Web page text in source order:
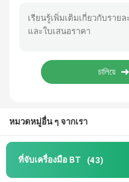
ศูนย์หมุนเวียน
น็อตยึด
หมวดหมู่อื่น ๆ จากเรา
ที่จับเครื่องมือ BT (43)